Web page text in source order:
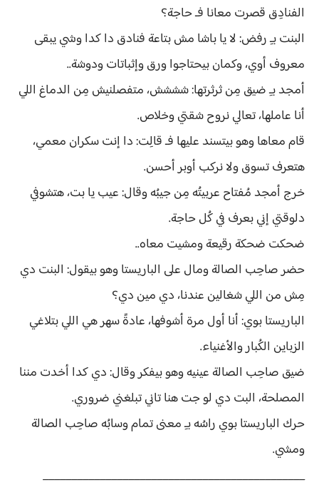
الفنادِق قصرت معانا فـ حاجة؟
البنت بـِ رفض: لا يا باشا مش بتاعة فنادق دا كدا وشي يبقى
معروف أوي، وكمان بيحتاجوا ورق وإثباتات ودوشة..
أمجد بـِ ضيق مِن ثرثرتها: شششش، متفصلنيش مِن الدماغ اللي
أنا عاملها، تعالي نروح شقتي وخلاص.
قام معاها وهو بيتسند عليها فـ قالِت: دا إنت سكران معمي،
هتعرف تسوق ولا نركب أوبر أحسن.
خرج أمجد مُفتاح عربيتُه مِن جيبُه وقال: عيب يا بت، هتشوفي
دلوقتي إني بعرف في كُل حاجة.
ضحكت ضحكة رقيعة ومشيت معاه..
حضر صاحِب الصالة ومال على الباريستا وهو بيقول: البنت دي
مِش من اللي شغالين عندنا، دي مين دي؟
الباريستا بوي: أنا أول مرة أشوفها، عادةً سهر هي اللي بتلاغي
الزباين الكُبار والأغنياء.
ضيق صاحِب الصالة عينيه وهو بيفكر وقال: دي كدا أخدت مننا
المصلحة، البت دي لو جت هنا تاني تبلغني ضروري.
حرك الباريستا بوي راسُه بـِ معنى تمام وسابُه صاحِب الصالة
ومشي.
______________________________________________